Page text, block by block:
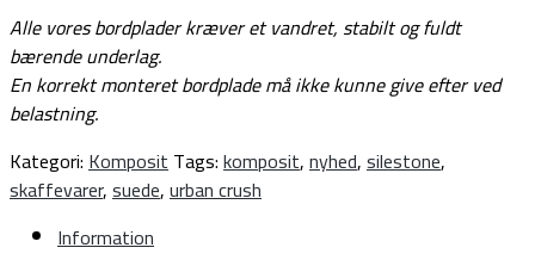
Alle vores bordplader kræver et vandret, stabilt og fuldt
bærende underlag.
En korrekt monteret bordplade må ikke kunne give efter ved
belastning.
Kategori:KompositTags:komposit,nyhed,silestone,
skaffevarer,suede,urban crush
Information